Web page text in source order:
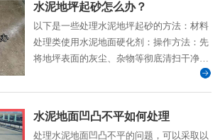
水泥地坪起砂怎么办？
以下是一些处理水泥地坪起砂的方法：材料
处理类使用水泥地面硬化剂：操作方法：先
将地坪表面的灰尘、杂物等彻底清扫干净，
水泥地面凹凸不平如何处理
处理水泥地面凹凸不平的问题，可以采取以